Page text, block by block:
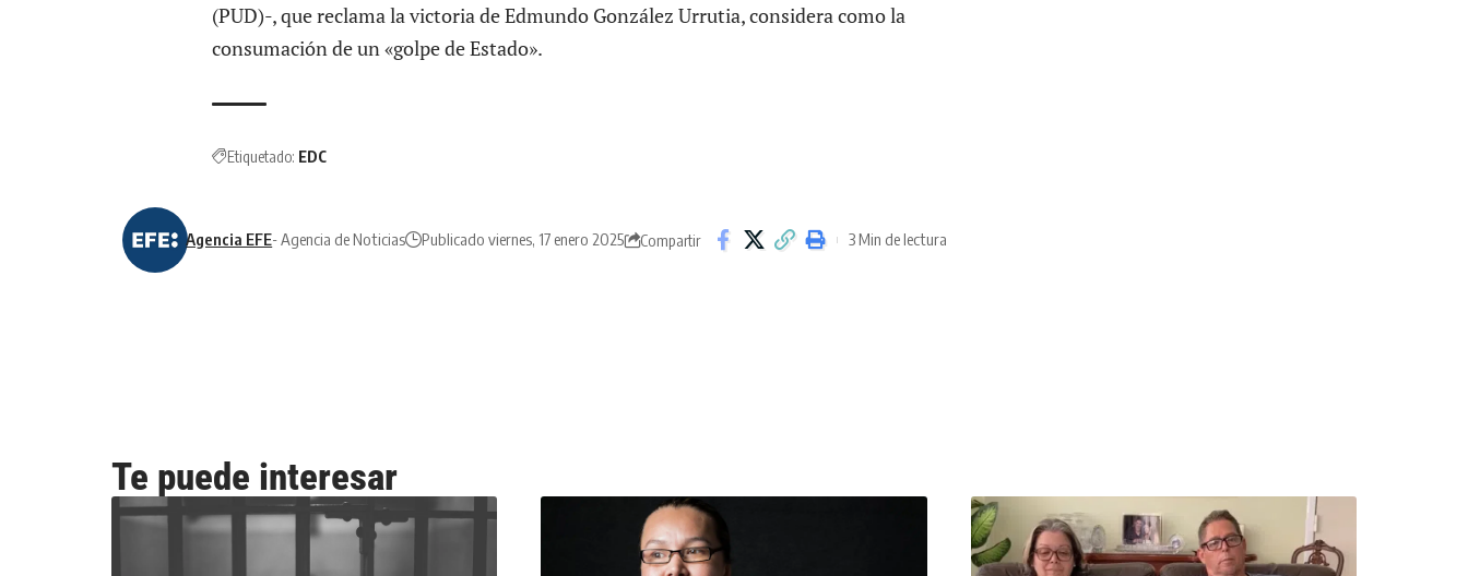
(PUD)-, que reclama la victoria de Edmundo González Urrutia, considera como la
consumación de un «golpe de Estado».
Etiquetado: EDC
Agencia EFE- Agencia de Noticias Publicado viernes, 17 enero 2025 Compartir 3 Min de lectura
Te puede interesar